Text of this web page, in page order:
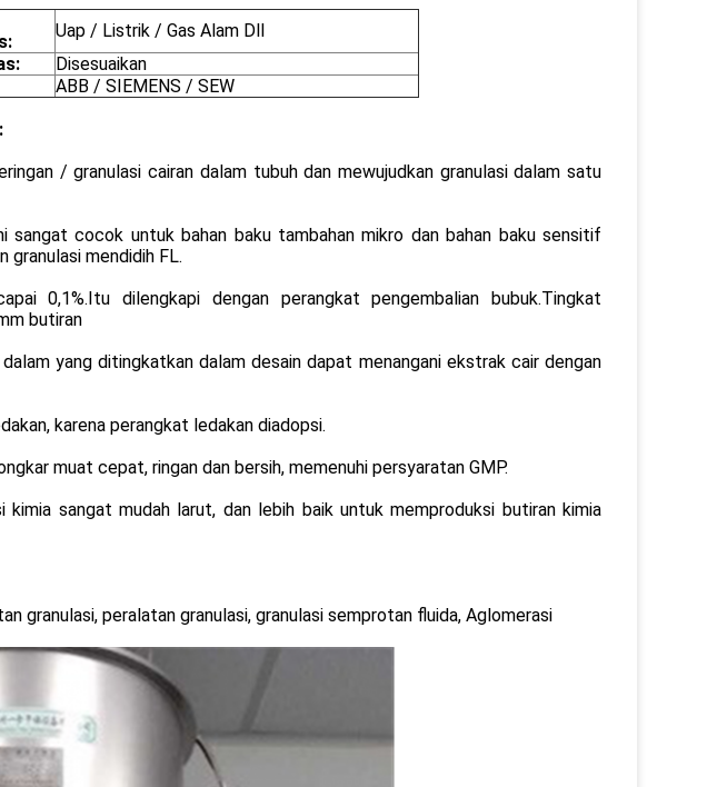
Uap / Listrik / Gas Alam Dll
Disesuaikan
ABB / SIEMENS / SEW
/ granulasi cairan dalam tubuh dan mewujudkan granulasi dalam satu
sangat cocok untuk bahan baku tambahan mikro dan bahan baku sensitif
granulasi mendidih FL.
0,1%.Itu dilengkapi dengan perangkat pengembalian bubuk.Tingkat
butiran
yang ditingkatkan dalam desain dapat menangani ekstrak cair dengan
karena perangkat ledakan diadopsi.
muat cepat, ringan dan bersih, memenuhi persyaratan GMP.
kimia sangat mudah larut, dan lebih baik untuk memproduksi butiran kimia
granulasi, peralatan granulasi, granulasi semprotan fluida, Aglomerasi